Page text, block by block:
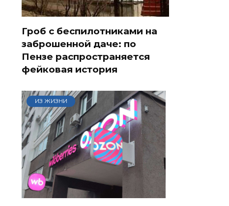
Гроб с беспилотниками на
заброшенной даче: по
Пензе распространяется
фейковая история
ИЗ ЖИЗНИ